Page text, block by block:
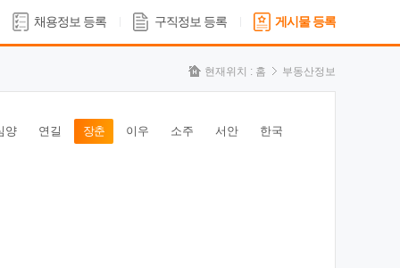
채용정보 등록 구직정보 등록 게시물 등록
현재위치 : 홈 부동산정보
양 연길 장춘 이우 소주 서안 한국